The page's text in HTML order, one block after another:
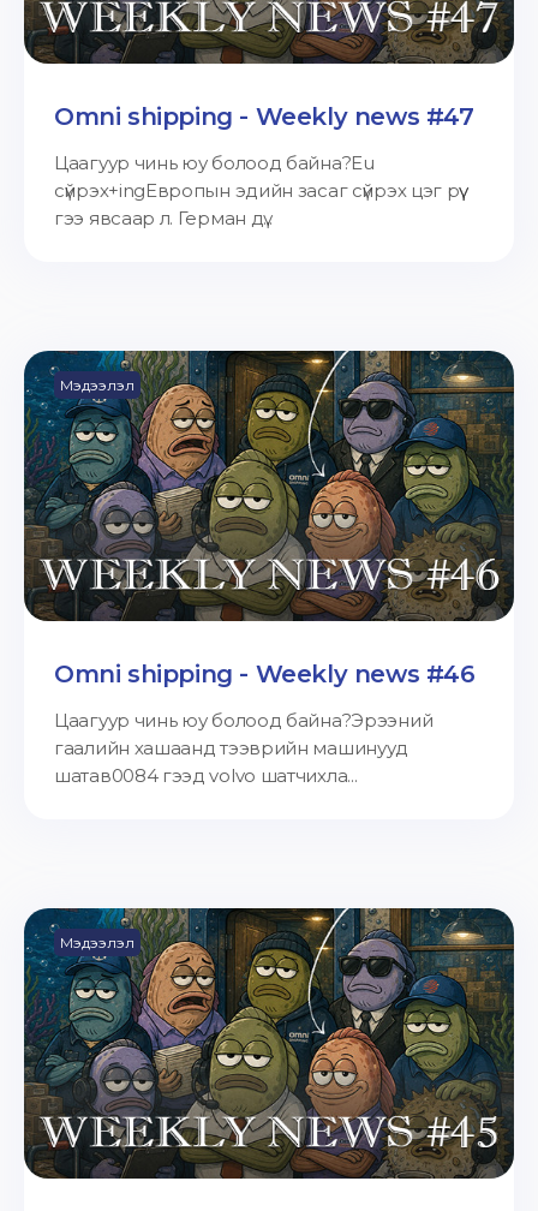
Omni shipping - Weekly news #47
Цаагуур чинь юу болоод байна?Eu
сүйрэх+ingЕвропын эдийн засаг сүйрэх цэг рүү
гээ явсаар л. Герман дү...
Мэдээлэл
Omni shipping - Weekly news #46
Цаагуур чинь юу болоод байна?Эрээний
гаалийн хашаанд тээврийн машинууд
шатав0084 гээд volvo шатчихла...
Мэдээлэл